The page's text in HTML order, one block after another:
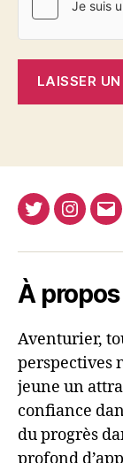
Twitter
E-
À
Aventurier,
perspectives
jeune un
confiance
du progrès